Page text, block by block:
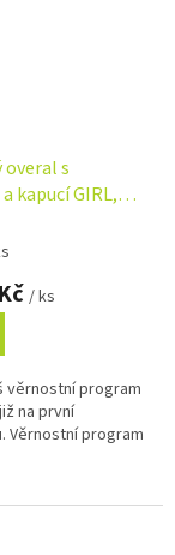
overal s
kapucí GIRL,
/ ks
věrnostní program
na první
Věrnostní program